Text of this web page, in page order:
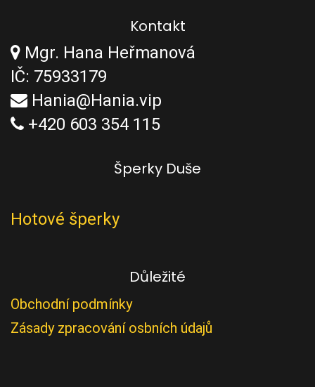
Kontakt
Mgr. Hana Heřmanová
IČ: 75933179
Hania@Hania.vip
+420 603 354 115
Šperky Duše
Hotové šperky
Důležité
Obchodní podmínky
Zásady zpracování osbních údajů